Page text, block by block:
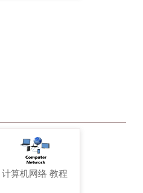
计算机网络 教程